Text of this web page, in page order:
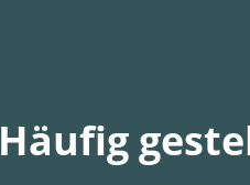
Häufig